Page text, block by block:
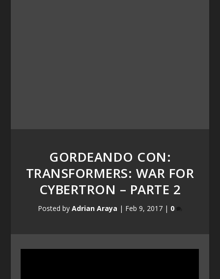
GORDEANDO CON:
TRANSFORMERS: WAR FOR
CYBERTRON – PARTE 2
Posted by Adrian Araya | Feb 9, 2017 | 0